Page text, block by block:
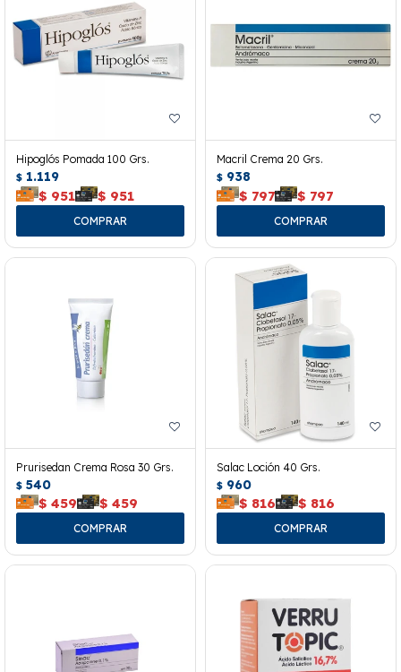
Hipoglós Pomada 100 Grs.
$ 1.119
$ 951 $ 951
Macril Crema 20 Grs.
$ 938
$ 797 $ 797
Prurisedan Crema Rosa 30 Grs.
$ 540
$ 459 $ 459
Salac Loción 40 Grs.
$ 960
$ 816 $ 816